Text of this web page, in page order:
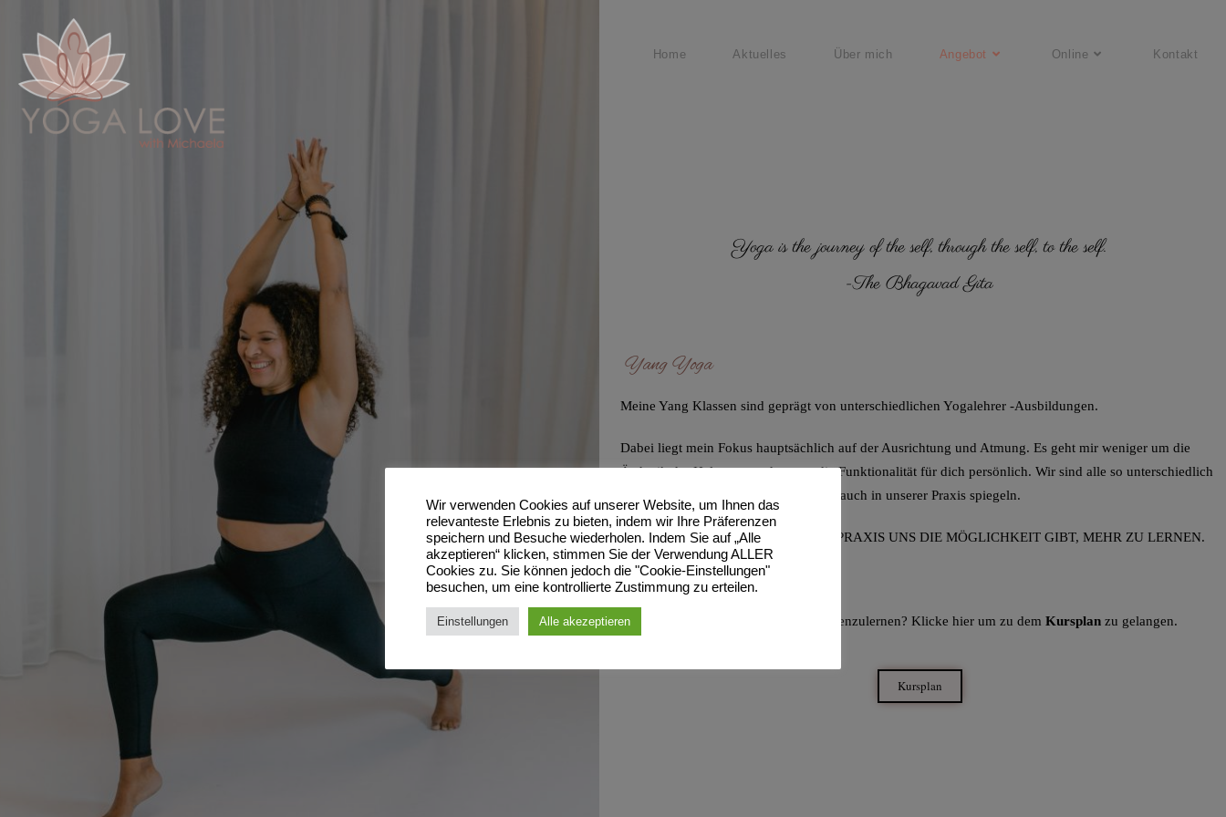
Home Aktuelles Über mich Angebot Online Kontakt
Yoga is the journey of the self, through the self, to the self.
-The Bhagavad Gita
Yang Yoga
Meine Yang Klassen sind geprägt von unterschiedlichen Yogalehrer -Ausbildungen.
Dabei liegt mein Fokus hauptsächlich auf der Ausrichtung und Atmung. Es geht mir weniger um die
Ästhetik der Haltung, sondern um die Funktionalität für dich persönlich. Wir sind alle so unterschiedlich
in unserer Anatomie und das darf sich auch in unserer Praxis spiegeln.
ICH BIN ÜBERZEUGT, DASS JEDE PRAXIS UNS DIE MÖGLICHKEIT GIBT, MEHR ZU LERNEN.
ON AND OFF THE MAT
Hast du Lust Yang Yoga für dich kennenzulernen? Klicke hier um zu dem Kursplan zu gelangen.
Kursplan
Wir verwenden Cookies auf unserer Website, um Ihnen das
relevanteste Erlebnis zu bieten, indem wir Ihre Präferenzen
speichern und Besuche wiederholen. Indem Sie auf „Alle
akzeptieren“ klicken, stimmen Sie der Verwendung ALLER
Cookies zu. Sie können jedoch die "Cookie-Einstellungen"
besuchen, um eine kontrollierte Zustimmung zu erteilen.
Einstellungen Alle akezeptieren